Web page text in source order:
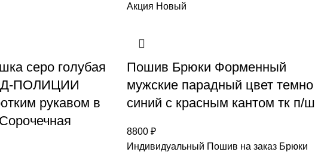
серо голубая
ПОЛИЦИИ
рукавом в
Акция Новый
Пошив Брюки Форменный
мужские парадный цвет темно
синий с красным кантом тк п/ш
8800 ₽
Индивидуальный Пошив на заказ Брюки